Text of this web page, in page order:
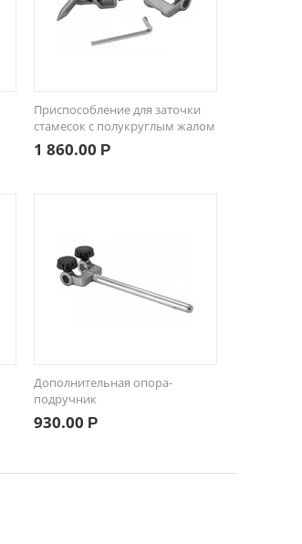
Приспособление для заточки
стамесок с полукруглым жалом
1 860.00 Р
Дополнительная опора-
подручник
930.00 Р